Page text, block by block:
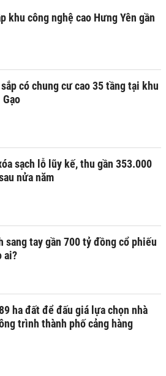
khu công nghệ cao Hưng Yên gần
có chung cư cao 35 tầng tại khu
Gạo
sạch lỗ lũy kế, thu gần 353.000
nửa năm
sang tay gần 700 tỷ đồng cổ phiếu
ai?
ha đất để đấu giá lựa chọn nhà
trình thành phố cảng hàng